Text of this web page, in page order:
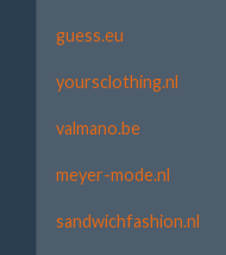
guess.eu
yoursclothing.nl
valmano.be
meyer-mode.nl
sandwichfashion.nl